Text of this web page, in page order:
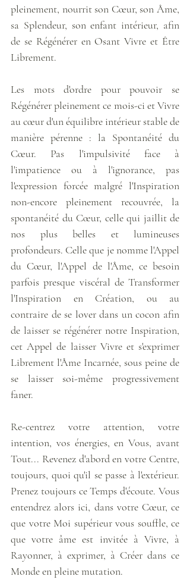
pleinement, nourrit son Cœur, son Âme,
sa Splendeur, son enfant intérieur, afin
de se Régénérer en Osant Vivre et Être
Librement.
Les mots d'ordre pour pouvoir se
Régénérer pleinement ce mois-ci et Vivre
au cœur d'un équilibre intérieur stable de
manière pérenne : la Spontanéité du
Cœur. Pas l'impulsivité face à
l'impatience ou à l'ignorance, pas
l'expression forcée malgré l'Inspiration
non-encore pleinement recouvrée, la
spontanéité du Cœur, celle qui jaillit de
nos plus belles et lumineuses
profondeurs. Celle que je nomme l'Appel
du Cœur, l'Appel de l'Âme, ce besoin
parfois presque viscéral de Transformer
l'Inspiration en Création, ou au
contraire de se lover dans un cocon afin
de laisser se régénérer notre Inspiration,
cet Appel de laisser Vivre et s'exprimer
Librement l'Âme Incarnée, sous peine de
se laisser soi-même progressivement
faner.
Re-centrez votre attention, votre
intention, vos énergies, en Vous, avant
Tout... Revenez d'abord en votre Centre,
toujours, quoi qu'il se passe à l'extérieur.
Prenez toujours ce Temps d'écoute. Vous
entendrez alors ici, dans votre Cœur, ce
que votre Moi supérieur vous souffle, ce
que votre âme est invitée à Vivre, à
Rayonner, à exprimer, à Créer dans ce
Monde en pleine mutation.